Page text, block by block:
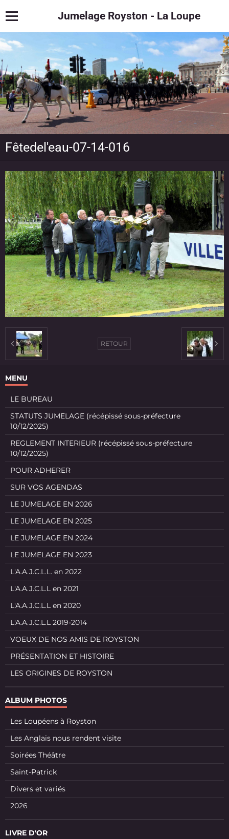
Jumelage Royston - La Loupe
Fêtedel'eau-07-14-016
RETOUR
MENU
LE BUREAU
STATUTS JUMELAGE (récépissé sous-préfecture
10/12/2025)
REGLEMENT INTERIEUR (récépissé sous-préfecture
10/12/2025)
POUR ADHERER
SUR VOS AGENDAS
LE JUMELAGE EN 2026
LE JUMELAGE EN 2025
LE JUMELAGE EN 2024
LE JUMELAGE EN 2023
L'A.A.J.C.L.L. en 2022
L'A.A.J.C.L.L en 2021
L'A.A.J.C.L.L en 2020
L'A.A.J.C.L.L 2019-2014
VOEUX DE NOS AMIS DE ROYSTON
PRÉSENTATION ET HISTOIRE
LES ORIGINES DE ROYSTON
ALBUM PHOTOS
Les Loupéens à Royston
Les Anglais nous rendent visite
Soirées Théâtre
Saint-Patrick
Divers et variés
2026
LIVRE D'OR